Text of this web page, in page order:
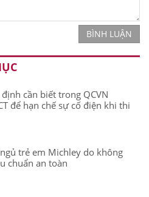
BÌNH LUẬN
cần biết trong QCVN
để hạn chế sự cố điện khi thi
trẻ em Michley do không
chuẩn an toàn